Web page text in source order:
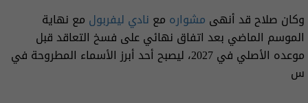
وكان صلاح قد أنهى مشواره مع نادي ليفربول مع نهاية
الموسم الماضي بعد اتفاق نهائي على فسخ التعاقد قبل
موعده الأصلي في 2027، ليصبح أحد أبرز الأسماء المطروحة في
س